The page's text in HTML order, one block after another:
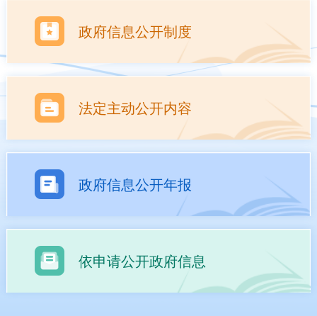
政府信息公开制度
法定主动公开内容
政府信息公开年报
依申请公开政府信息